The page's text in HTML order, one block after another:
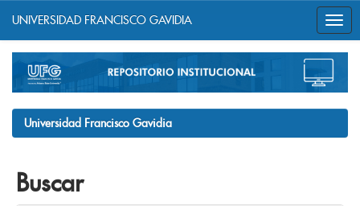
navigation
UNIVERSIDAD FRANCISCO GAVIDIA
Universidad Francisco Gavidia
Buscar